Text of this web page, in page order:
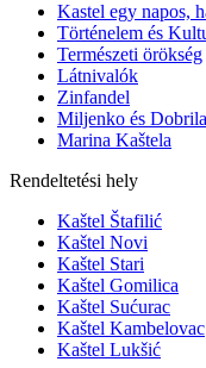
Kastel egy napos,
Történelem és
Természeti örökség
Látnivalók
Zinfandel
Miljenko és Dobrila
Marina Kaštela
Rendeltetési hely
Kaštel Štafilić
Kaštel Novi
Kaštel Stari
Kaštel Gomilica
Kaštel Sućurac
Kaštel Kambelovac
Kaštel Lukšić